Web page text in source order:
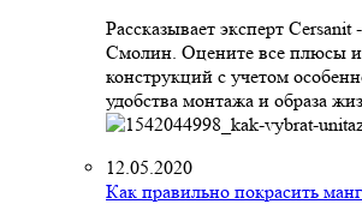
Рассказывает эксперт
Смолин. Оцените все плюсы
конструкций с учетом
удобства монтажа и образа
12.05.2020
Как правильно покрасить